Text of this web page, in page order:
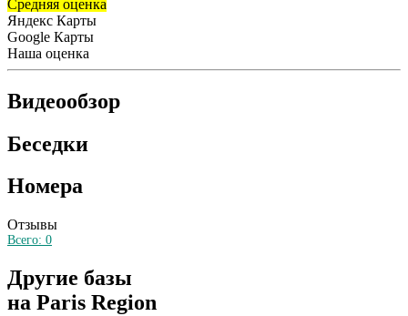
Средняя оценка
Яндекс Карты
Google Карты
Наша оценка
Видеообзор
Беседки
Номера
Отзывы
Всего: 0
Другие базы
на Paris Region